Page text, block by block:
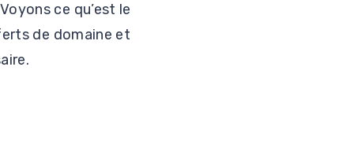
ce qu’est le
de domaine et